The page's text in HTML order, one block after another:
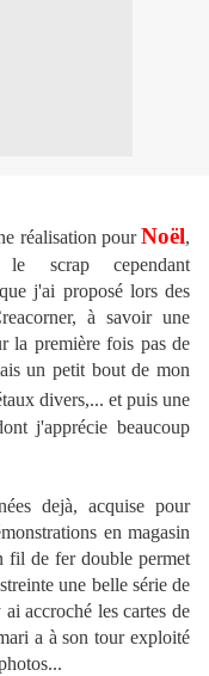
réalisation pourNoël,
scrap cependant
j'ai proposé lors des
à savoir une
la première fois pas de
un petit bout de mon
divers,... et puis une
j'apprécie beaucoup
dejà, acquise pour
en magasin
fil de fer double permet
une belle série de
accroché les cartes de
a à son tour exploité